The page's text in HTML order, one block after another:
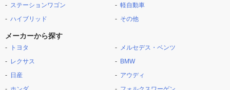
ステーションワゴン
ハイブリッド
軽自動車
その他
メーカーから探す
トヨタ
レクサス
日産
メルセデス・ベンツ
BMW
アウディ